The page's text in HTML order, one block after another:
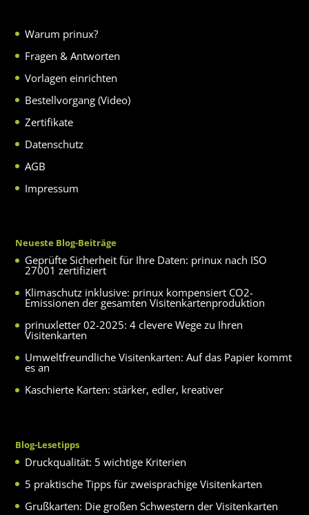
Warum prinux?
Fragen & Antworten
Vorlagen einrichten
Bestellvorgang (Video)
Zertifikate
Datenschutz
AGB
Impressum
Neueste Blog-Beiträge
Geprüfte Sicherheit für Ihre Daten: prinux nach ISO
27001 zertifiziert
Klimaschutz inklusive: prinux kompensiert CO2-
Emissionen der gesamten Visitenkartenproduktion
prinuxletter 02-2025: 4 clevere Wege zu Ihren
Visitenkarten
Umweltfreundliche Visitenkarten: Auf das Papier kommt
es an
Kaschierte Karten: stärker, edler, kreativer
Blog-Lesetipps
Druckqualität: 5 wichtige Kriterien
5 praktische Tipps für zweisprachige Visitenkarten
Grußkarten: Die großen Schwestern der Visitenkarten